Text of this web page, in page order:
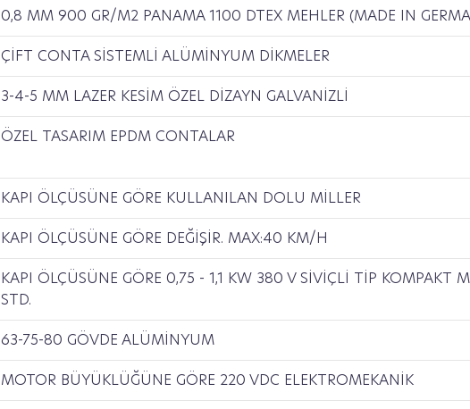
0,8 MM 900 GR/M2 PANAMA 1100 DTEX MEHLER (MADE IN
ÇİFT CONTA SİSTEMLİ ALÜMİNYUM DİKMELER
3-4-5 MM LAZER KESİM ÖZEL DİZAYN GALVANİZLİ
ÖZEL TASARIM EPDM CONTALAR
KAPI ÖLÇÜSÜNE GÖRE KULLANILAN DOLU MİLLER
KAPI ÖLÇÜSÜNE GÖRE DEĞİŞİR. MAX:40 KM/H
KAPI ÖLÇÜSÜNE GÖRE 0,75 - 1,1 KW 380 V SİVİÇLİ TİP KOMPAKT
STD.
63-75-80 GÖVDE ALÜMİNYUM
MOTOR BÜYÜKLÜĞÜNE GÖRE 220 VDC ELEKTROMEKANİK